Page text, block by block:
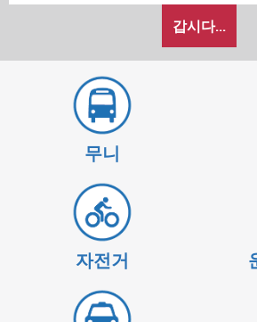
가
여
갑시다...
무니
자전거